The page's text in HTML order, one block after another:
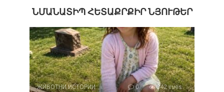
ՆՄԱՆԱՏԻՊ ՀԵՏԱՔՐՔԻՐ ՆՅՈՒԹԵՐ
ЖИВОТНИ ИСТОРИИ 0 342 vues